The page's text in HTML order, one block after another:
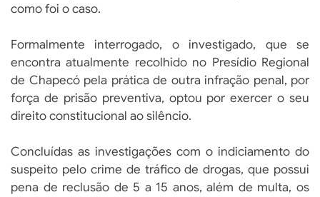
como foi o caso.
Formalmente interrogado, o investigado, que se
encontra atualmente recolhido no Presídio Regional
de Chapecó pela prática de outra infração penal, por
força de prisão preventiva, optou por exercer o seu
direito constitucional ao silêncio.
Concluídas as investigações com o indiciamento do
suspeito pelo crime de tráfico de drogas, que possui
pena de reclusão de 5 a 15 anos, além de multa, os